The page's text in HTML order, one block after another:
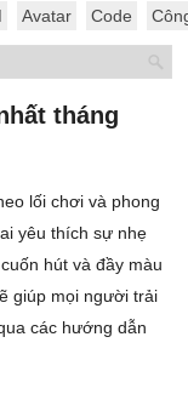
Avatar Code
tháng
lối chơi và phong
yêu thích sự nhẹ
hút và đầy màu
giúp mọi người trải
các hướng dẫn